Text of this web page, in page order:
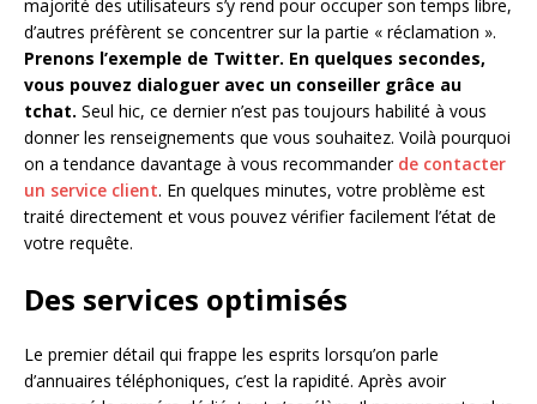
majorité des utilisateurs s’y rend pour occuper son temps libre,
d’autres préfèrent se concentrer sur la partie « réclamation ».
Prenons l’exemple de Twitter. En quelques secondes,
vous pouvez dialoguer avec un conseiller grâce au
tchat. Seul hic, ce dernier n’est pas toujours habilité à vous
donner les renseignements que vous souhaitez. Voilà pourquoi
on a tendance davantage à vous recommander de contacter
un service client. En quelques minutes, votre problème est
traité directement et vous pouvez vérifier facilement l’état de
votre requête.
Des services optimisés
Le premier détail qui frappe les esprits lorsqu’on parle
d’annuaires téléphoniques, c’est la rapidité. Après avoir